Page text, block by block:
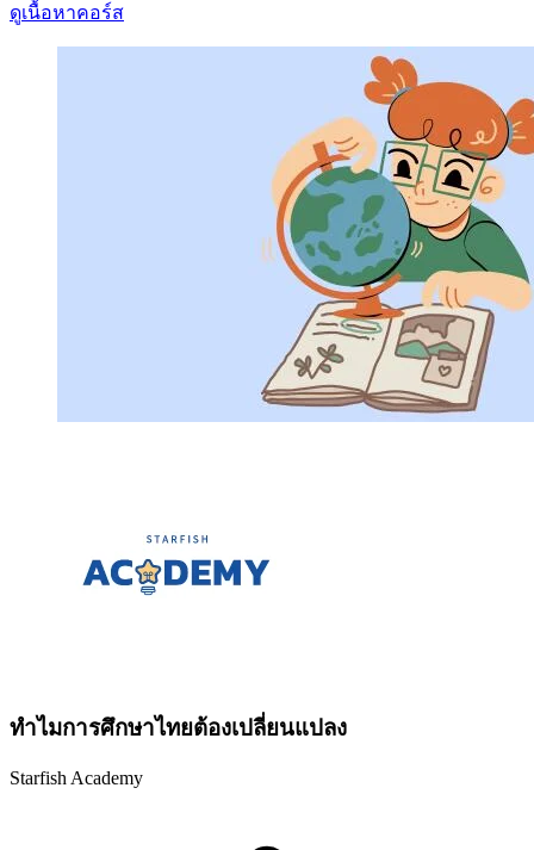
ดูเนื้อหาคอร์ส
ทำไมการศึกษาไทยต้องเปลี่ยนแปลง
Starfish Academy